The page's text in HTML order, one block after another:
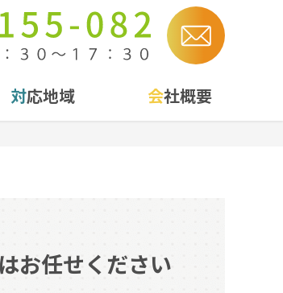
対応地域 会社概要
お任せください